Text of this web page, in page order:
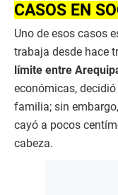
CASOS EN
Uno de esos casos
trabaja desde hace
límite entre
económicas,
familia; sin
cayó a pocos
cabeza.